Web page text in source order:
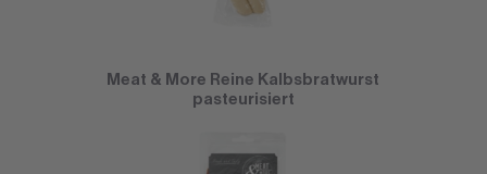
Meat & More Reine Kalbsbratwurst
pasteurisiert